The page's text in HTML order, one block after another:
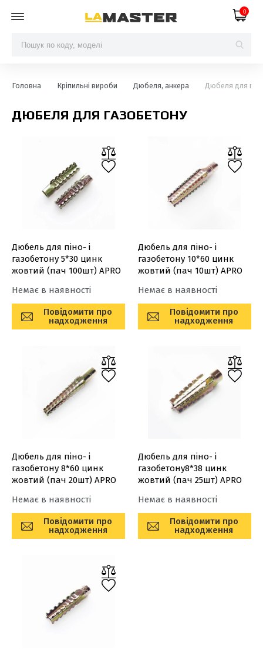
0
Головна Кріпильні вироби Дюбеля, анкера Дюбеля для
ДЮБЕЛЯ ДЛЯ ГАЗОБЕТОНУ
Дюбель для піно- і
газобетону 5*30 цинк
жовтий (пач 100шт) APRO
Немає в наявності
Повідомити про
надходження
Дюбель для піно- і
газобетону 10*60 цинк
жовтий (пач 10шт) APRO
Немає в наявності
Повідомити про
надходження
Дюбель для піно- і
газобетону 8*60 цинк
жовтий (пач 20шт) APRO
Немає в наявності
Повідомити про
надходження
Дюбель для піно- і
газобетону8*38 цинк
жовтий (пач 25шт) APRO
Немає в наявності
Повідомити про
надходження